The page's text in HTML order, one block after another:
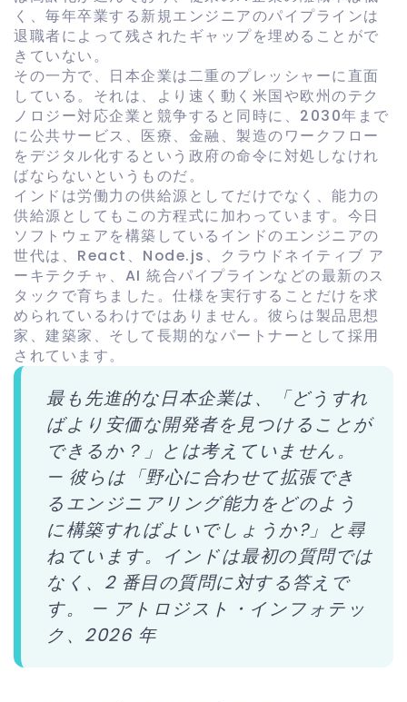
く、毎年卒業する新規エンジニアのパイプラインは
退職者によって残されたギャップを埋めることがで
きていない。
その一方で、日本企業は二重のプレッシャーに直面
している。それは、より速く動く米国や欧州のテク
ノロジー対応企業と競争すると同時に、2030年まで
に公​​共サービス、医療、金融、製造のワークフロー
をデジタル化するという政府の命令に対処しなけれ
ばならないというものだ。
インドは労働力の供給源としてだけでなく、能力の
供給源としてもこの方程式に加わっています。今日
ソフトウェアを構築しているインドのエンジニアの
世代は、React、Node.js、クラウドネイティブ ア
ーキテクチャ、AI 統合パイプラインなどの最新のス
タックで育ちました。仕様を実行することだけを求
められているわけではありません。彼らは製品思想
家、建築家、そして長期的なパートナーとして採用
されています。
最も先進的な日本企業は、「どうすれ
ばより安価な開発者を見つけることが
できるか？」とは考えていません。
— 彼らは「野心に合わせて拡張でき
るエンジニアリング能力をどのよう
に構築すればよいでしょうか?」と尋
ねています。インドは最初の質問では
なく、2 番目の質問に対する答えで
す。 — アトロジスト・インフォテッ
ク、2026 年